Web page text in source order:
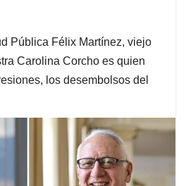
Pública Félix Martínez, viejo
Carolina Corcho es quien
los desembolsos del